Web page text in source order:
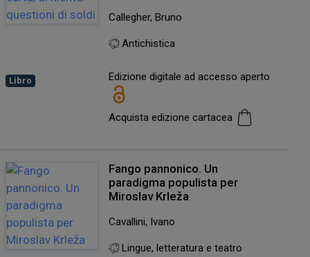
Libro
Callegher, Bruno
Antichistica
Edizione digitale ad accesso aperto
Acquista edizione cartacea
Fango pannonico. Un
paradigma populista per
Miroslav Krleža
Cavallini, Ivano
Lingue, letteratura e teatro